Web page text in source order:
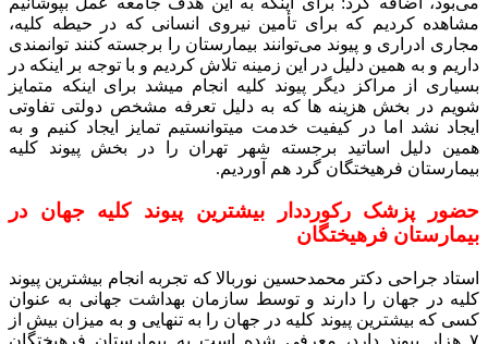
مشاهده کردیم که برای تأمین نیروی انسانی که در حیطه کلیه،
مجاری ادراری و پیوند می‌توانند بیمارستان را برجسته کنند توانمندی
داریم و به همین دلیل در این زمینه تلاش کردیم و با توجه بر اینکه در
بسیاری از مراکز دیگر پیوند کلیه انجام میشد برای اینکه متمایز
شویم در بخش هزینه ها که به دلیل تعرفه مشخص دولتی تفاوتی
ایجاد نشد اما در کیفیت خدمت میتوانستیم تمایز ایجاد کنیم و به
همین دلیل اساتید برجسته شهر تهران را در بخش پیوند کلیه
بیمارستان فرهیختگان گرد هم آوردیم.
حضور پزشک رکورددار بیشترین پیوند کلیه جهان در
بیمارستان فرهیختگان
استاد جراحی دکتر محمدحسین نوربالا که تجربه انجام بیشترین پیوند
کلیه در جهان را دارند و توسط سازمان بهداشت جهانی به عنوان
کسی که بیشترین پیوند کلیه در جهان را به تنهایی و به میزان بیش از
۷ هزار پیوند دارد، معرفی شده است به بیمارستان فرهیختگان